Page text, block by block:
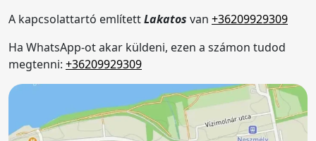
A kapcsolattartó említettLakatos van +36209929309
Ha WhatsApp-ot akar küldeni, ezen a számon tudod
megtenni: +36209929309